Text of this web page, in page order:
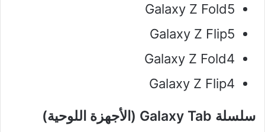
Galaxy Z Fold5
Galaxy Z Flip5
Galaxy Z Fold4
Galaxy Z Flip4
سلسلة Galaxy Tab (الأجهزة اللوحية)